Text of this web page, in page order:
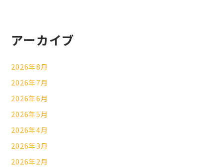
アーカイブ
2026年8月
2026年7月
2026年6月
2026年5月
2026年4月
2026年3月
2026年2月